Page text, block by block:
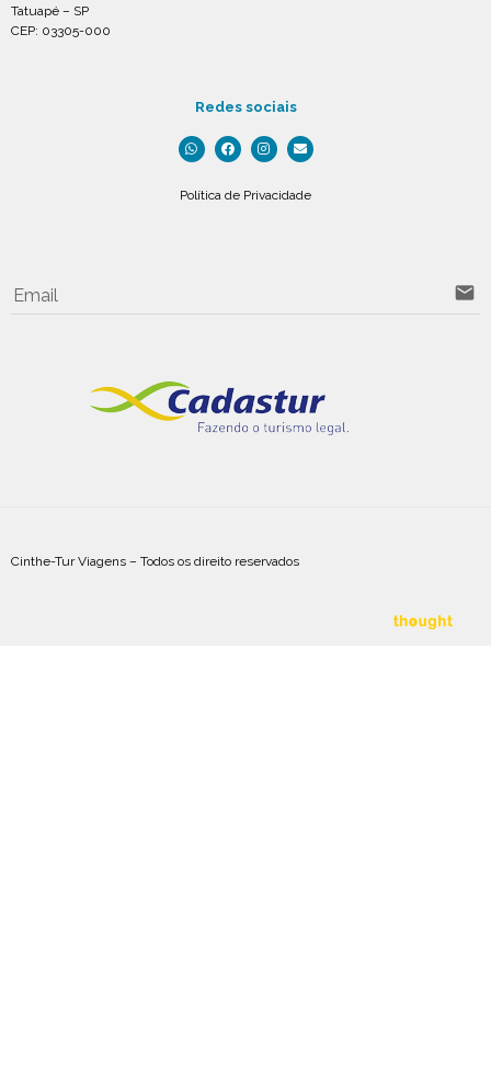
Tatuapé – SP
CEP: 03305-000
Redes sociais
Política de Privacidade
Email email
Cinthe-Tur Viagens – Todos os direito reservados